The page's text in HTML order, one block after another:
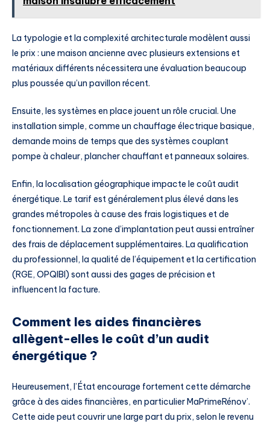
La typologie et la complexité architecturale modèlent aussi
le prix : une maison ancienne avec plusieurs extensions et
matériaux différents nécessitera une évaluation beaucoup
plus poussée qu’un pavillon récent.
Ensuite, les systèmes en place jouent un rôle crucial. Une
installation simple, comme un chauffage électrique basique,
demande moins de temps que des systèmes couplant
pompe à chaleur, plancher chauffant et panneaux solaires.
Enfin, la localisation géographique impacte le coût audit
énergétique. Le tarif est généralement plus élevé dans les
grandes métropoles à cause des frais logistiques et de
fonctionnement. La zone d’implantation peut aussi entraîner
des frais de déplacement supplémentaires. La qualification
du professionnel, la qualité de l’équipement et la certification
(RGE, OPQIBI) sont aussi des gages de précision et
influencent la facture.
Comment les aides financières
allègent-elles le coût d’un audit
énergétique ?
Heureusement, l’État encourage fortement cette démarche
grâce à des aides financières, en particulier MaPrimeRénov’.
Cette aide peut couvrir une large part du prix, selon le revenu